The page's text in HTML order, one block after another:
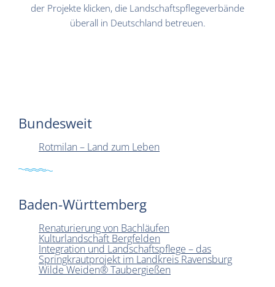
der Projekte klicken, die Landschaftspflegeverbände
überall in Deutschland betreuen.
Bundesweit
Rotmilan – Land zum Leben
Baden-Württemberg
Renaturierung von Bachläufen
Kulturlandschaft Bergfelden
Integration und Landschaftspflege – das
Springkrautprojekt im Landkreis Ravensburg
Wilde Weiden® Taubergießen